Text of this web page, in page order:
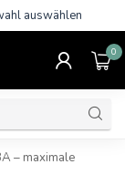
auswählen
0
– maximale